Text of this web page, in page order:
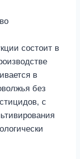
состоит в
в
без
с